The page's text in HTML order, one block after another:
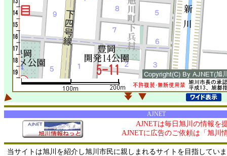
AJNET
AJNETは毎日旭川の情報を
AJNETに広告のご依頼は「旭川
当サイトは旭川を紹介し旭川市民に親しまれるサイトを目指してい